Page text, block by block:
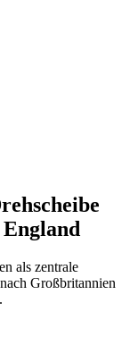
als zentrale
Großbritannien